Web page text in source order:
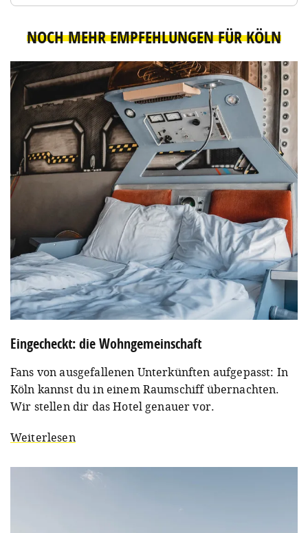
NOCH MEHR EMPFEHLUNGEN FÜR KÖLN
Eingecheckt: die Wohngemeinschaft
Fans von ausgefallenen Unterkünften aufgepasst: In
Köln kannst du in einem Raumschiff übernachten.
Wir stellen dir das Hotel genauer vor.
Weiterlesen